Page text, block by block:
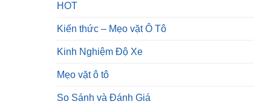
HOT
Kiến thức – Mẹo vặt Ô Tô
Kinh Nghiệm Độ Xe
Mẹo vặt ô tô
So Sánh và Đánh Giá